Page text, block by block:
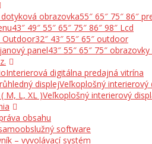
obrazovka55″ 65″ 75″ 86″
43″ 49″ 55″ 65″ 75″ 86″ 98″ Lcd
Outdoor32″ 43″ 55″ 65″ outdoor
panel43″ 55″ 65″ 75″
Interierová digitálna predajná vitrína
displejVeľkoplošný interierový
M, L, XL )Veľkoplošný interierový
obsahu
software
– vyvolávací systém